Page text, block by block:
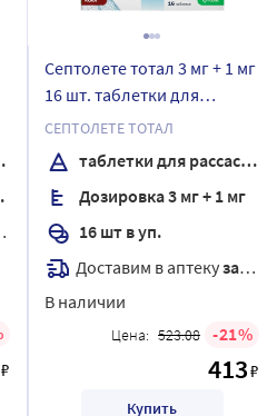
₽
Септолете тотал 3 мг + 1 мг
16 шт. таблетки для
рассасывания вкус кола
СЕПТОЛЕТЕ ТОТАЛ
таблетки для рассасывания
Дозировка 3 мг + 1 мг
16 шт в уп.
Доставим в аптекузавтра
В наличии
Цена: 523.08 21
413₽
Купить